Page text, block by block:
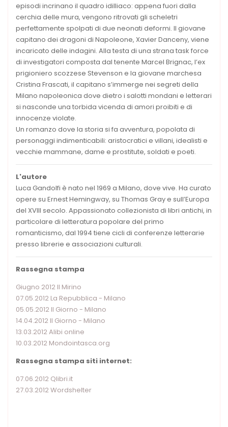
episodi incrinano il quadro idilliaco: appena fuori dalla
cerchia delle mura, vengono ritrovati gli scheletri
perfettamente spolpati di due neonati deformi. Il giovane
capitano dei dragoni di Napoleone, Xavier Danceny, viene
incaricato delle indagini. Alla testa di una strana task force
di investigatori composta dal tenente Marcel Brignac, l’ex
prigioniero scozzese Stevenson e la giovane marchesa
Cristina Frascati, il capitano s’immerge nei segreti della
Milano napoleonica dove dietro i salotti mondani e letterari
si nasconde una torbida vicenda di amori proibiti e di
innocenze violate.
Un romanzo dove la storia si fa avventura, popolata di
personaggi indimenticabili: aristocratici e villani, idealisti e
vecchie mammane, dame e prostitute, soldati e poeti.
L'autore
Luca Gandolfi è nato nel 1969 a Milano, dove vive. Ha curato
opere su Ernest Hemingway, su Thomas Gray e sull’Europa
del XVIII secolo. Appassionato collezionista di libri antichi, in
particolare di letteratura popolare del primo
romanticismo, dal 1994 tiene cicli di conferenze letterarie
presso librerie e associazioni culturali.
Rassegna stampa
Giugno 2012 Il Mirino
07.05.2012 La Repubblica - Milano
05.05.2012 Il Giorno - Milano
14.04.2012 Il Giorno - Milano
13.03.2012 Alibi online
10.03.2012 Mondointasca.org
Rassegna stampa siti internet:
07.06.2012 Qlibri.it
27.03.2012 Wordshelter